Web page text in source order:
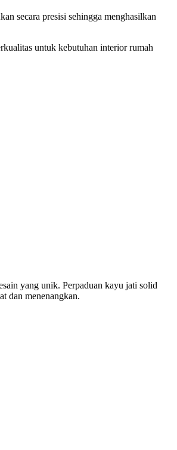
secara presisi sehingga menghasilkan
untuk kebutuhan interior rumah
yang unik. Perpaduan kayu jati solid
dan menenangkan.